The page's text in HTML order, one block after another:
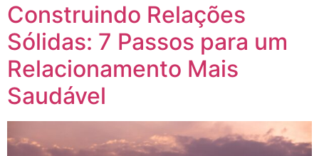
Construindo Relações
Sólidas: 7 Passos para um
Relacionamento Mais
Saudável